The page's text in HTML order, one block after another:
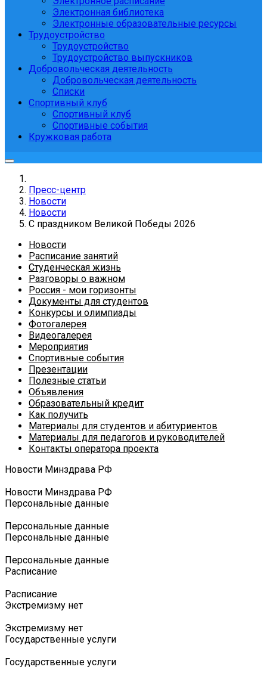
Электронная библиотека
Электронные образовательные ресурсы
Трудоустройство
Трудоустройство
Трудоустройство выпускников
Добровольческая деятельность
Добровольческая деятельность
Списки
Спортивный клуб
Спортивный клуб
Спортивные события
Кружковая работа
Пресс-центр
Новости
Новости
С праздником Великой Победы 2026
Новости
Расписание занятий
Студенческая жизнь
Разговоры о важном
Россия - мои горизонты
Документы для студентов
Конкурсы и олимпиады
Фотогалерея
Видеогалерея
Мероприятия
Спортивные события
Презентации
Полезные статьи
Объявления
Образовательный кредит
Как получить
Материалы для студентов и абитуриентов
Материалы для педагогов и руководителей
Контакты оператора проекта
Новости Минздрава РФ
Новости Минздрава РФ
Персональные данные
Персональные данные
Персональные данные
Персональные данные
Расписание
Расписание
Экстремизму нет
Экстремизму нет
Государственные услуги
Государственные услуги